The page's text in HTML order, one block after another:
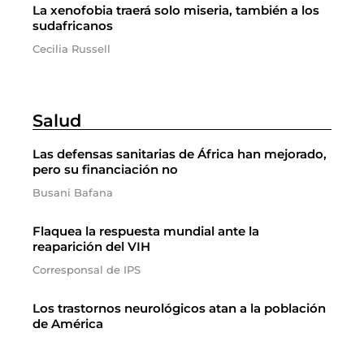
La xenofobia traerá solo miseria, también a los
sudafricanos
Cecilia Russell
Salud
Las defensas sanitarias de África han mejorado,
pero su financiación no
Busani Bafana
Flaquea la respuesta mundial ante la
reaparición del VIH
Corresponsal de IPS
Los trastornos neurológicos atan a la población
de América